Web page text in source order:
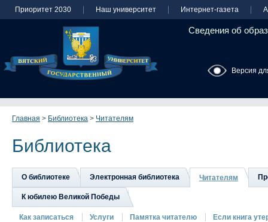
Приоритет 2030 Наш университет Интернет-газета
Сведения об
Версия
Главная > Библиотека > Читателям
Библиотека
О библиотеке Электронная библиотека Читателям
К юбилею Великой Победы
Как записаться Услуги Памятка читателю Если книга